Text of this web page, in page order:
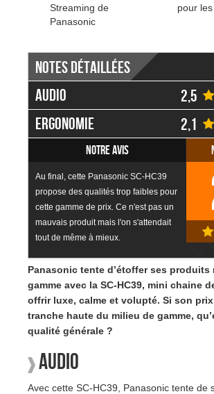
Streaming de
Panasonic
pour
Notes détaillées
Audio
2,5
Ergonomie
2,1
Notre avis
Au final, cette Panasonic SC-HC39
propose des qualités trop faibles pour
cette gamme de prix. Ce n'est pas un
mauvais produit mais l'on s'attendait
tout de même à mieux.
Panasonic tente d’étoffer ses produits
gamme avec la SC-HC39, mini chaine
offrir luxe, calme et volupté. Si son
tranche haute du milieu de gamme,
qualité générale ?
Audio
Avec cette SC-HC39, Panasonic tente de